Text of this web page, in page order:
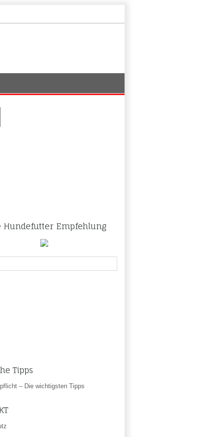
Hundefutter Empfehlung
Tipps
– Die wichtigsten Tipps